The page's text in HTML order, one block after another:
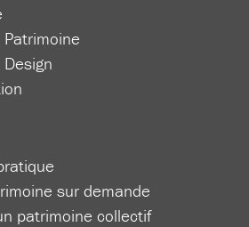
sur demande
patrimoine collectif